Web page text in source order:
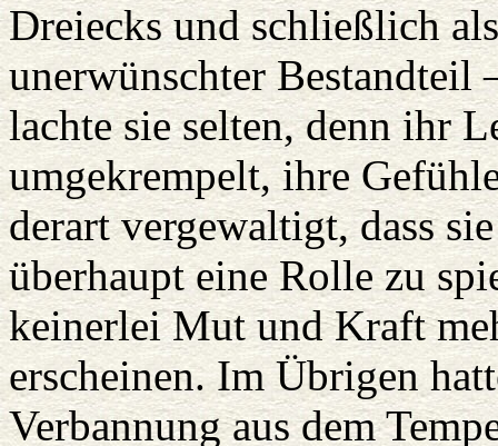
Dreiecks und schließlich
unerwünschter Bestandteil
lachte sie selten, denn ihr
umgekrempelt, ihre
derart vergewaltigt, dass
überhaupt eine Rolle zu
keinerlei Mut und Kraft
erscheinen. Im Übrigen
Verbannung aus dem